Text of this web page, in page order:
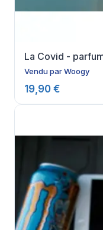
La Covid -
Vendu parWoogy
19,90 €